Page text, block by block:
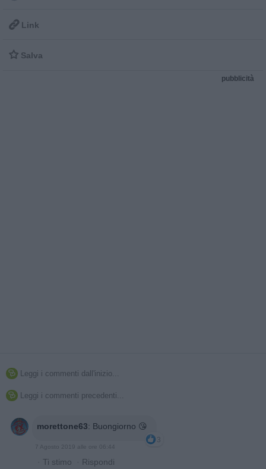
 Link
 Salva
pubblicità
 Leggi i commenti dall'inizio...
 Leggi i commenti precedenti...
morettone63: Buongiorno 😘
3
7 Agosto 2019 alle ore 06:44
· Ti stimo · Rispondi